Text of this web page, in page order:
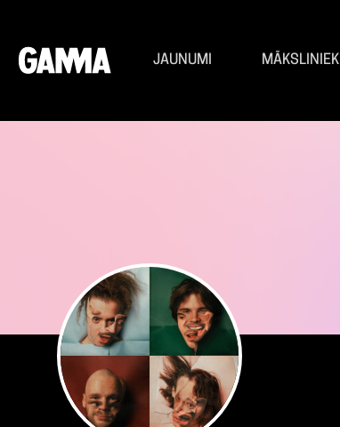
JAUNUMI MĀKSLINIEKI